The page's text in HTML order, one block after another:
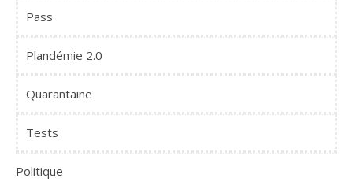
Pass
Plandémie 2.0
Quarantaine
Tests
Politique